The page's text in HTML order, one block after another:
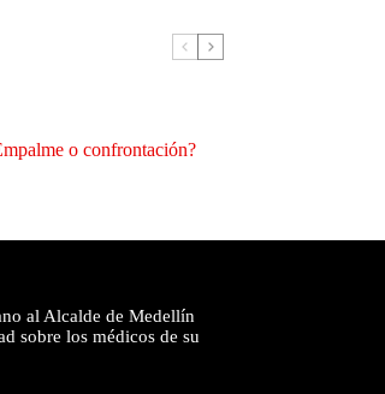
o confrontación?
al Alcalde de Medellín
sobre los médicos de su